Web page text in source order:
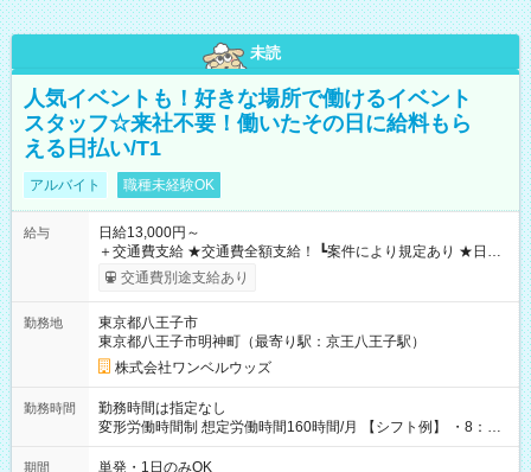
未読
人気イベントも！好きな場所で働けるイベント
スタッフ☆来社不要！働いたその日に給料もら
える日払い/T1
アルバイト 職種未経験OK
給与
日給13,000円～
＋交通費支給 ★交通費全額支給！ ┗案件により規定あり ★日払
いOK！（規定あり） ┗働いたその日に現金GET♪ お仕事後はコ
ンビニATMから 日払い分を引き落とせます！ 【試用期間】試
交通費別途支給あり
勤務地
東京都八王子市
東京都八王子市明神町（最寄り駅：京王八王子駅）
株式会社ワンベルウッズ
勤務時間
勤務時間は指定なし
変形労働時間制 想定労働時間160時間/月 【シフト例】 ・8：00
～21：00
期間 単発・1日のみOK